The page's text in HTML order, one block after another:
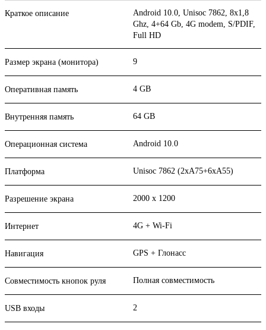
Краткое описание
Android 10.0, Unisoc 7862, 8х1,8
Ghz, 4+64 Gb, 4G modem, S/PDIF,
Full HD
Размер экрана (монитора) 9
Оперативная память 4 GB
Внутренняя память 64 GB
Операционная система Android 10.0
Платформа Unisoc 7862 (2xA75+6xA55)
Разрешение экрана 2000 x 1200
Интернет 4G + Wi-Fi
Навигация GPS + Глонасс
Совместимость кнопок руля Полная совместимость
USB входы 2